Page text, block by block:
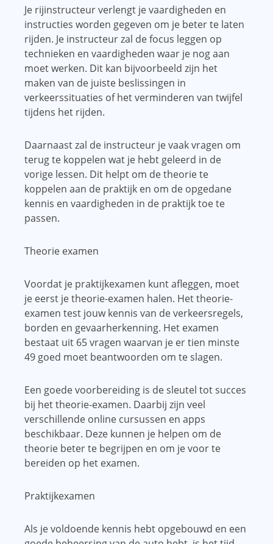
Je rijinstructeur verlengt je vaardigheden en
instructies worden gegeven om je beter te laten
rijden. Je instructeur zal de focus leggen op
technieken en vaardigheden waar je nog aan
moet werken. Dit kan bijvoorbeeld zijn het
maken van de juiste beslissingen in
verkeerssituaties of het verminderen van twijfel
tijdens het rijden.
Daarnaast zal de instructeur je vaak vragen om
terug te koppelen wat je hebt geleerd in de
vorige lessen. Dit helpt om de theorie te
koppelen aan de praktijk en om de opgedane
kennis en vaardigheden in de praktijk toe te
passen.
Theorie examen
Voordat je praktijkexamen kunt afleggen, moet
je eerst je theorie-examen halen. Het theorie-
examen test jouw kennis van de verkeersregels,
borden en gevaarherkenning. Het examen
bestaat uit 65 vragen waarvan je er tien minste
49 goed moet beantwoorden om te slagen.
Een goede voorbereiding is de sleutel tot succes
bij het theorie-examen. Daarbij zijn veel
verschillende online cursussen en apps
beschikbaar. Deze kunnen je helpen om de
theorie beter te begrijpen en om je voor te
bereiden op het examen.
Praktijkexamen
Als je voldoende kennis hebt opgebouwd en een